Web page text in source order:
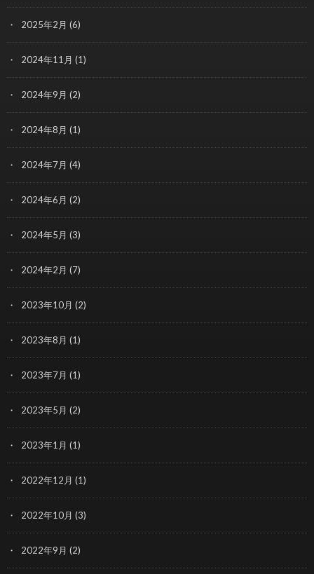
2025年2月 (6)
2024年11月 (1)
2024年9月 (2)
2024年8月 (1)
2024年7月 (4)
2024年6月 (2)
2024年5月 (3)
2024年2月 (7)
2023年10月 (2)
2023年8月 (1)
2023年7月 (1)
2023年5月 (2)
2023年1月 (1)
2022年12月 (1)
2022年10月 (3)
2022年9月 (2)